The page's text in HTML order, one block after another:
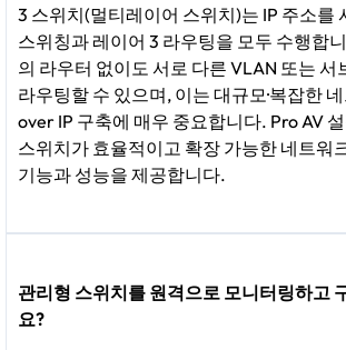
3 스위치(멀티레이어 스위치)는 IP 주소를
스위칭과 레이어 3 라우팅을 모두 수행합
의 라우터 없이도 서로 다른 VLAN 또는 서
라우팅할 수 있으며, 이는 대규모·복잡한
over IP 구축에 매우 중요합니다. Pro AV
스위치가 효율적이고 확장 가능한 네트워
기능과 성능을 제공합니다.
관리형 스위치를 원격으로 모니터링하고
요?